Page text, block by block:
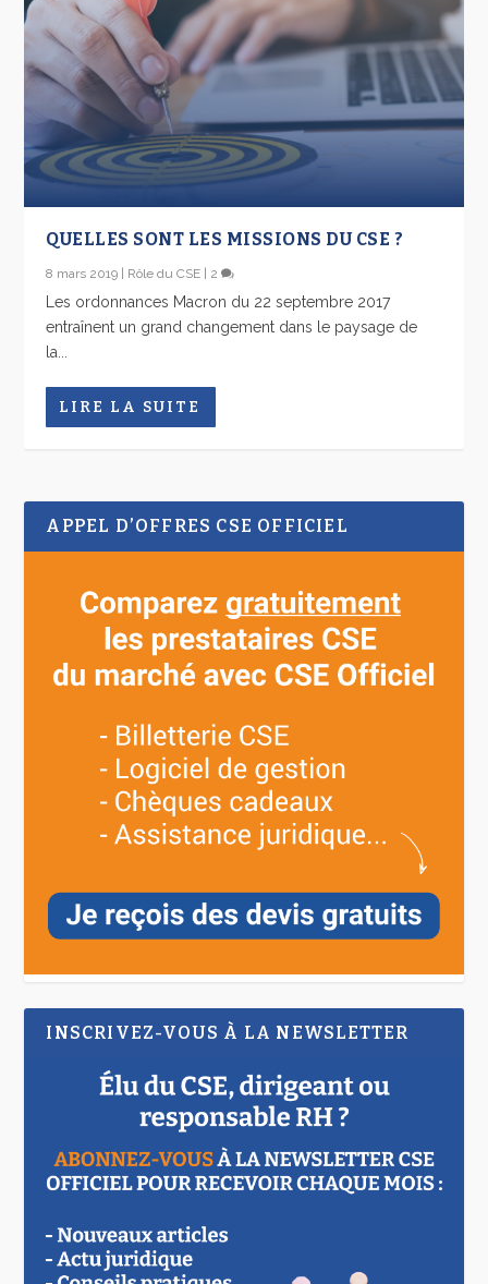
QUELLES SONT LES MISSIONS DU CSE ?
8 mars 2019 Rôle du CSE 2
Les ordonnances Macron du 22 septembre 2017
entraînent un grand changement dans le paysage de
la...
LIRE LA SUITE
APPEL D’OFFRES CSE OFFICIEL
INSCRIVEZ-VOUS À LA NEWSLETTER